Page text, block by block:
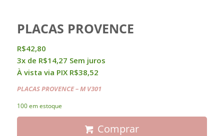
PLACAS PROVENCE
R$42,80
3x de R$14,27 Sem juros
À vista via PIX R$38,52
PLACAS PROVENCE– M V301
100 em estoque
Comprar